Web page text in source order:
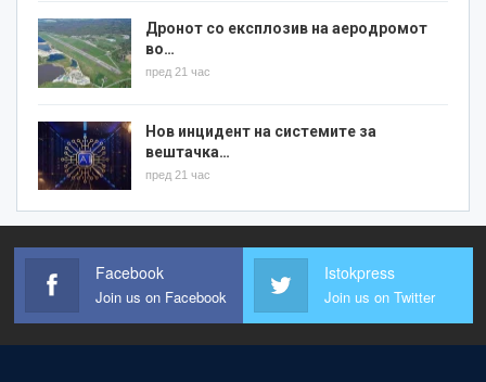
Дронот со експлозив на аеродромот
во…
пред 21 час
Нов инцидент на системите за
вештачка…
пред 21 час
Facebook
Join us on Facebook
Istokpress
Join us on Twitter